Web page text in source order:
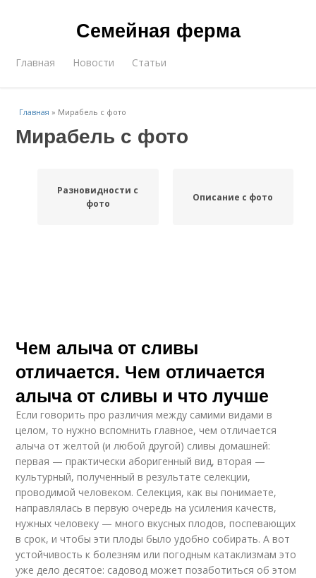
Семейная ферма
Главная Новости Статьи
Главная » Мирабель с фото
Мирабель с фото
Разновидности с
фото
Описание с фото
Чем алыча от сливы
отличается. Чем отличается
алыча от сливы и что лучше
Если говорить про различия между самими видами в
целом, то нужно вспомнить главное, чем отличается
алыча от желтой (и любой другой) сливы домашней:
первая — практически аборигенный вид, вторая —
культурный, полученный в результате селекции,
проводимой человеком. Селекция, как вы понимаете,
направлялась в первую очередь на усиления качеств,
нужных человеку — много вкусных плодов, поспевающих
в срок, и чтобы эти плоды было удобно собирать. А вот
устойчивость к болезням или погодным катаклизмам это
уже дело десятое: садовод может позаботиться об этом